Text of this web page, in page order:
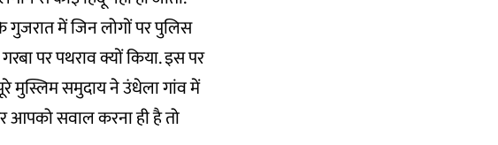
गुजरात में जिन लोगों पर पुलिस
पर पथराव क्यों किया. इस पर
मुस्लिम समुदाय ने उंधेला गांव में
आपको सवाल करना ही है तो